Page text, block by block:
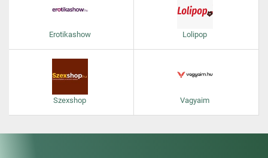
Erotikashow Lolipop
Szexshop Vagyaim